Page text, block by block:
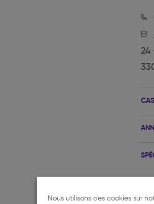
24
Nous utilisons des cookies sur